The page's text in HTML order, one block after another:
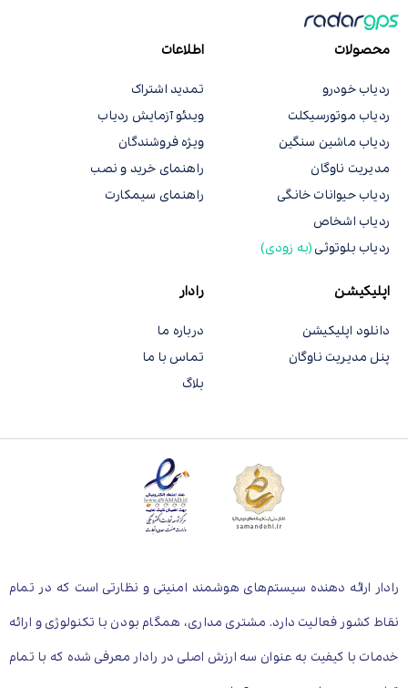
محصولات
ردیاب خودرو
ردیاب موتورسیکلت
ردیاب ماشین سنگین
مدیریت ناوگان
ردیاب حیوانات خانگی
ردیاب اشخاص
ردیاب بلوتوثی (به زودی)
اطلاعات
تمدید اشتراک
ویدئو آزمایش ردیاب
ویژه فروشندگان
راهنمای خرید و نصب
راهنمای سیمکارت
اپلیکیشن
دانلود اپلیکیشن
پنل مدیریت ناوگان
رادار
درباره ما
تماس با ما
بلاگ
رادار ارائه دهنده سیستم‌های هوشمند امنیتی و نظارتی است که در تمام
نقاط کشور فعالیت دارد. مشتری مداری، همگام بودن با تکنولوژی و ارائه
خدمات با کیفیت به عنوان سه ارزش اصلی در رادار معرفی شده که با تمام